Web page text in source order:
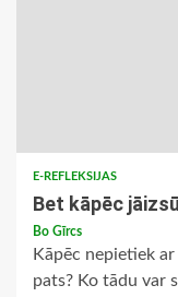
E-REFLEKSIJAS
Bet kāpēc
Bo Gīrcs
Kāpēc nepietiek
pats? Ko tādu var